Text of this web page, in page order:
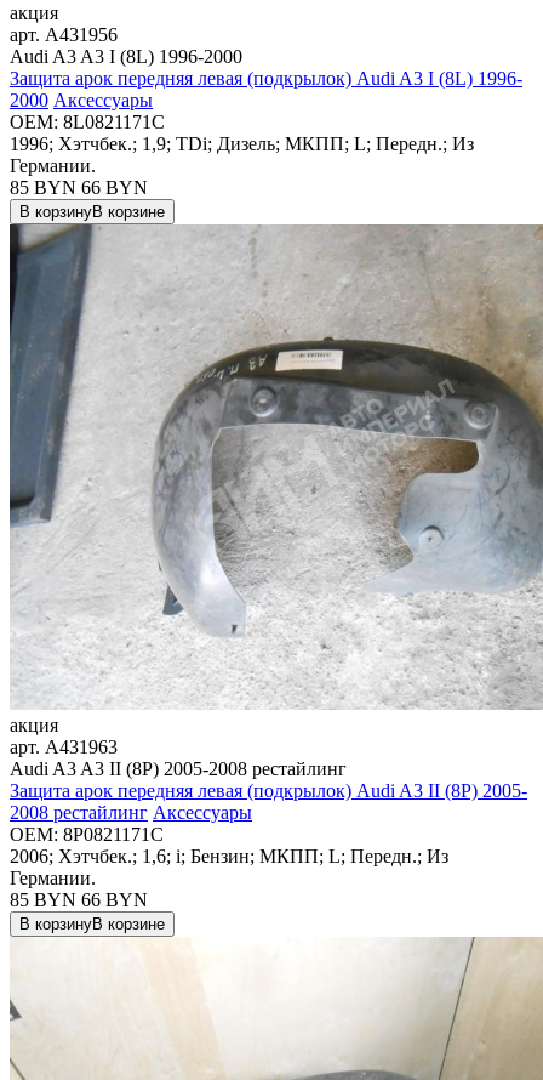
акция
арт. A431956
Audi A3 A3 I (8L) 1996-2000
Защита арок передняя левая (подкрылок) Audi A3 I (8L) 1996-
2000 Аксессуары
OEM: 8L0821171C
1996; Хэтчбек.; 1,9; TDi; Дизель; МКПП; L; Передн.; Из
Германии.
85 BYN 66 BYN
В корзинуВ корзине
акция
арт. A431963
Audi A3 A3 II (8P) 2005-2008 рестайлинг
Защита арок передняя левая (подкрылок) Audi A3 II (8P) 2005-
2008 рестайлинг Аксессуары
OEM: 8P0821171C
2006; Хэтчбек.; 1,6; i; Бензин; МКПП; L; Передн.; Из
Германии.
85 BYN 66 BYN
В корзинуВ корзине